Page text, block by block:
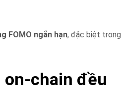
FOMO ngắn hạn, đặc biệt trong
on-chain đều